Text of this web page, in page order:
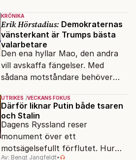
KRÖNIKA
Erik Hörstadius: Demokraternas
vänsterkant är Trumps bästa
valarbetare
Den ena hyllar Mao, den andra
vill avskaffa fängelser. Med
sådana motståndare behöver
vänner.
UTRIKES VECKANS FOKUS
Därför liknar Putin både tsaren
och Stalin
Dagens Ryssland reser
monument över ett
motsägelsefullt förflutet. Hur
Av: Bengt Jangfeldt•